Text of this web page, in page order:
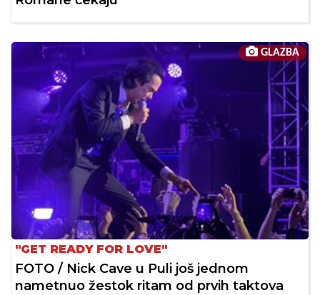
GLAZBA
"GET READY FOR LOVE"
FOTO / Nick Cave u Puli još jednom
nametnuo žestok ritam od prvih taktova